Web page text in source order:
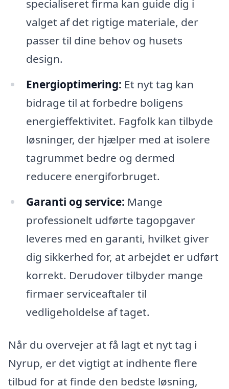
specialiseret firma kan guide dig i
valget af det rigtige materiale, der
passer til dine behov og husets
design.
Energioptimering: Et nyt tag kan
bidrage til at forbedre boligens
energieffektivitet. Fagfolk kan tilbyde
løsninger, der hjælper med at isolere
tagrummet bedre og dermed
reducere energiforbruget.
Garanti og service: Mange
professionelt udførte tagopgaver
leveres med en garanti, hvilket giver
dig sikkerhed for, at arbejdet er udført
korrekt. Derudover tilbyder mange
firmaer serviceaftaler til
vedligeholdelse af taget.
Når du overvejer at få lagt et nyt tag i
Nyrup, er det vigtigt at indhente flere
tilbud for at finde den bedste løsning,